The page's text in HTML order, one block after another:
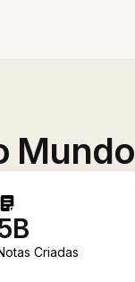
Mundo
Criadas